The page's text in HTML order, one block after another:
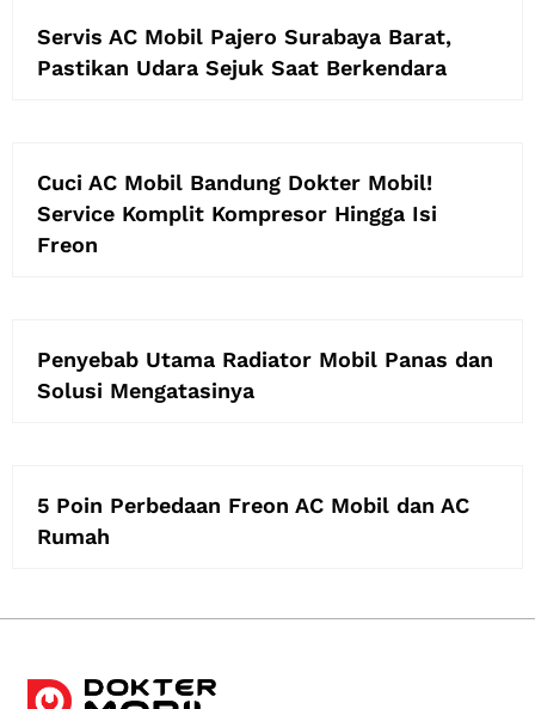
Servis AC Mobil Pajero Surabaya Barat,
Pastikan Udara Sejuk Saat Berkendara
Cuci AC Mobil Bandung Dokter Mobil!
Service Komplit Kompresor Hingga Isi
Freon
Penyebab Utama Radiator Mobil Panas dan
Solusi Mengatasinya
5 Poin Perbedaan Freon AC Mobil dan AC
Rumah